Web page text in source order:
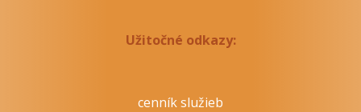
Užitočné odkazy:
cenník služieb